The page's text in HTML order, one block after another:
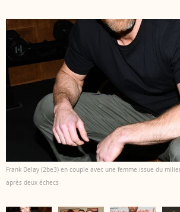
Frank Delay (2be3) en couple avec une femme issue du
après deux échecs